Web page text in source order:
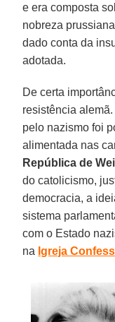
e era composta
nobreza
dado conta da
adotada.
De certa
resistência
pelo nazismo foi
alimentada nas
República de
do catolicismo,
democracia, a
sistema
com o Estado
na Igreja